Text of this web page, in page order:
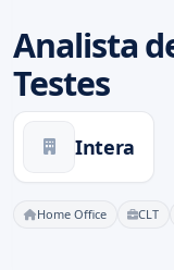
Analista
Testes
Intera
Home Office CLT